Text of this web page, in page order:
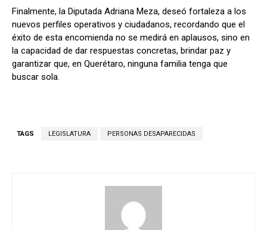
Finalmente, la Diputada Adriana Meza, deseó fortaleza a los
nuevos perfiles operativos y ciudadanos, recordando que el
éxito de esta encomienda no se medirá en aplausos, sino en
la capacidad de dar respuestas concretas, brindar paz y
garantizar que, en Querétaro, ninguna familia tenga que
buscar sola.
TAGS LEGISLATURA PERSONAS DESAPARECIDAS